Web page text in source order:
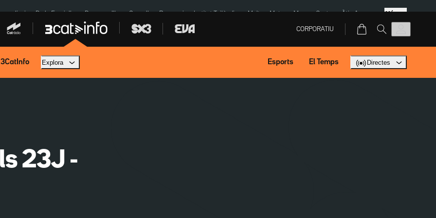
eclipsi De la Espriella Dos anys Illa Granollers Paraguai Institut Tailàndia Multa a Meta Menors Ceuta Àtic Ayuso Més
CORPORATIU
3CatInfo Explora Esports El Temps Directes
23J -